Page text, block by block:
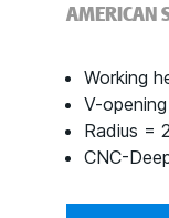
AMERICAN
Working
V-
Radius =
CNC-